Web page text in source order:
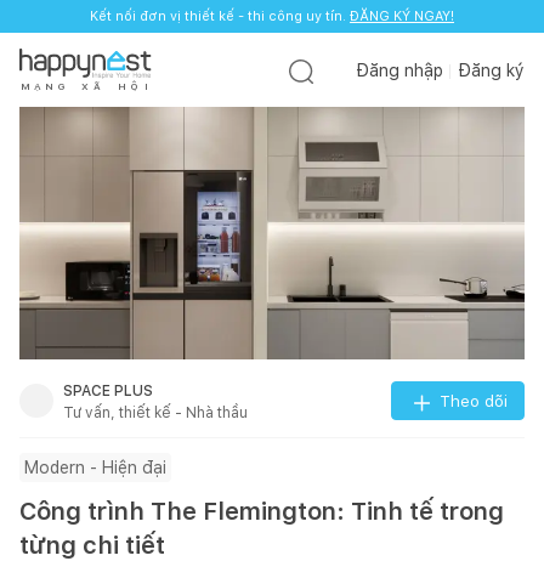
Kết nối đơn vị thiết kế - thi công uy tín. ĐĂNG KÝ NGAY!
M Ạ N G X Ã H Ộ I
Đăng nhập Đăng ký
SPACE PLUS
Tư vấn, thiết kế - Nhà thầu
Theo dõi
Modern - Hiện đại
Công trình The Flemington: Tinh tế trong
từng chi tiết